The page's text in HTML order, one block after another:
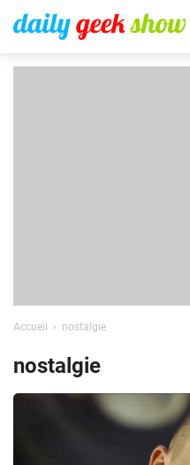
Accueil nostalgie
nostalgie